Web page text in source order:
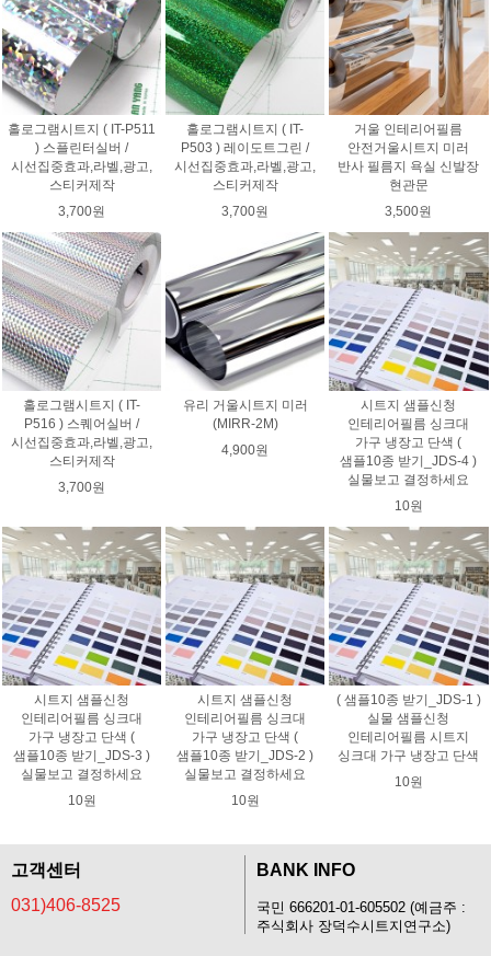
홀로그램시트지 ( IT-P511
) 스플린터실버 /
시선집중효과,라벨,광고,
스티커제작
3,700원
홀로그램시트지 ( IT-
P503 ) 레이도트그린 /
시선집중효과,라벨,광고,
스티커제작
3,700원
거울 인테리어필름
안전거울시트지 미러
반사 필름지 욕실 신발장
현관문
3,500원
홀로그램시트지 ( IT-
P516 ) 스퀘어실버 /
시선집중효과,라벨,광고,
스티커제작
3,700원
유리 거울시트지 미러
(MIRR-2M)
4,900원
시트지 샘플신청
인테리어필름 싱크대
가구 냉장고 단색 (
샘플10종 받기_JDS-4 )
실물보고 결정하세요
10원
시트지 샘플신청
인테리어필름 싱크대
가구 냉장고 단색 (
샘플10종 받기_JDS-3 )
실물보고 결정하세요
10원
시트지 샘플신청
인테리어필름 싱크대
가구 냉장고 단색 (
샘플10종 받기_JDS-2 )
실물보고 결정하세요
10원
( 샘플10종 받기_JDS-1 )
실물 샘플신청
인테리어필름 시트지
싱크대 가구 냉장고 단색
10원
고객센터
031)406-8525
BANK INFO
국민 666201-01-605502 (예금주 :
주식회사 장덕수시트지연구소)